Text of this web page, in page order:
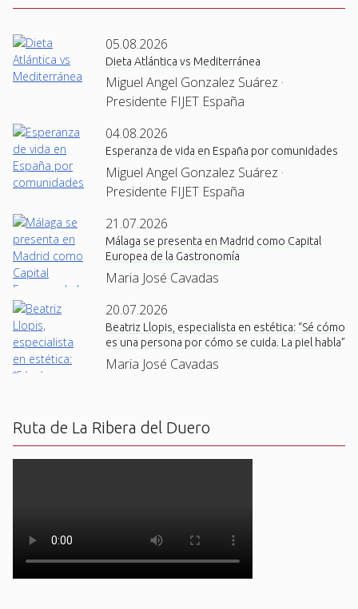
05.08.2026
Dieta Atlántica vs Mediterránea
Miguel Angel Gonzalez Suárez ·
Presidente FIJET España
04.08.2026
Esperanza de vida en España por comunidades
Miguel Angel Gonzalez Suárez ·
Presidente FIJET España
21.07.2026
Málaga se presenta en Madrid como Capital
Europea de la Gastronomía
Maria José Cavadas
20.07.2026
Beatriz Llopis, especialista en estética: “Sé cómo
es una persona por cómo se cuida. La piel habla”
Maria José Cavadas
Ruta de La Ribera del Duero